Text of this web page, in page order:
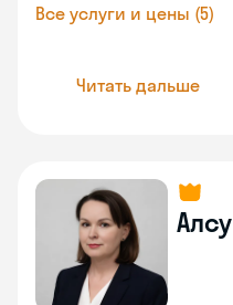
Все услуги и цены (5)
Читать дальше
Алсу